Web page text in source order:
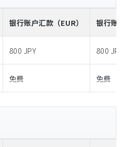
银行账户汇款 （EUR） 银行账
800 JPY 800 JPY
免费 免费